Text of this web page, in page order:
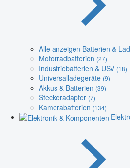
Alle anzeigen Batterien &
Motorradbatterien (27)
Industriebatterien & USV (18)
Universalladegeräte (9)
Akkus & Batterien (39)
Steckeradapter (7)
Kamerabatterien (134)